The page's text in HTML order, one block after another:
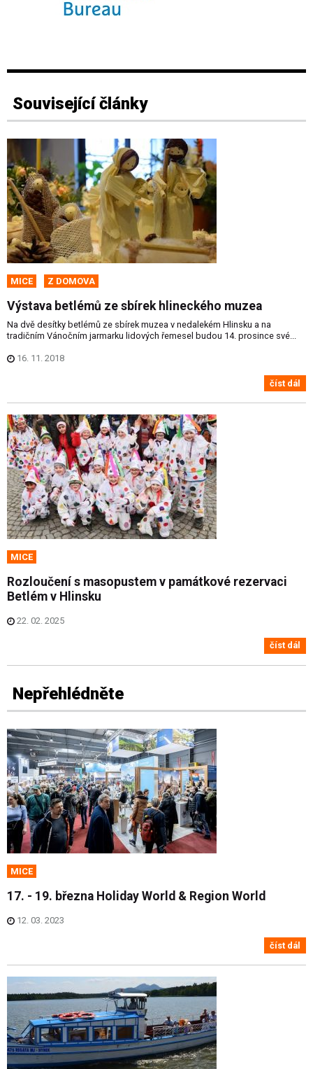
Související články
MICE Z DOMOVA
Výstava betlémů ze sbírek hlineckého muzea
Na dvě desítky betlémů ze sbírek muzea v nedalekém Hlinsku a na
tradičním Vánočním jarmarku lidových řemesel budou 14. prosince své...
16. 11. 2018
číst dál
MICE
Rozloučení s masopustem v památkové rezervaci
Betlém v Hlinsku
22. 02. 2025
číst dál
Nepřehlédněte
MICE
17. - 19. března Holiday World & Region World
12. 03. 2023
číst dál